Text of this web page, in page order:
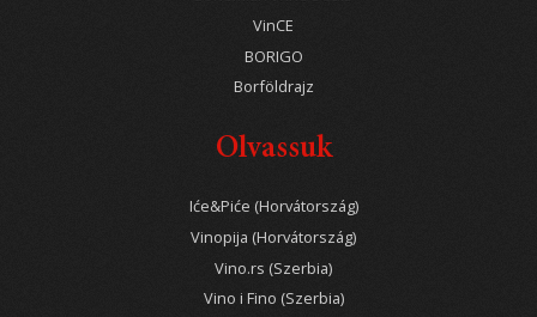
VinCE
BORIGO
Borföldrajz
Olvassuk
Iće&Piće (Horvátország)
Vinopija (Horvátország)
Vino.rs (Szerbia)
Vino i Fino (Szerbia)